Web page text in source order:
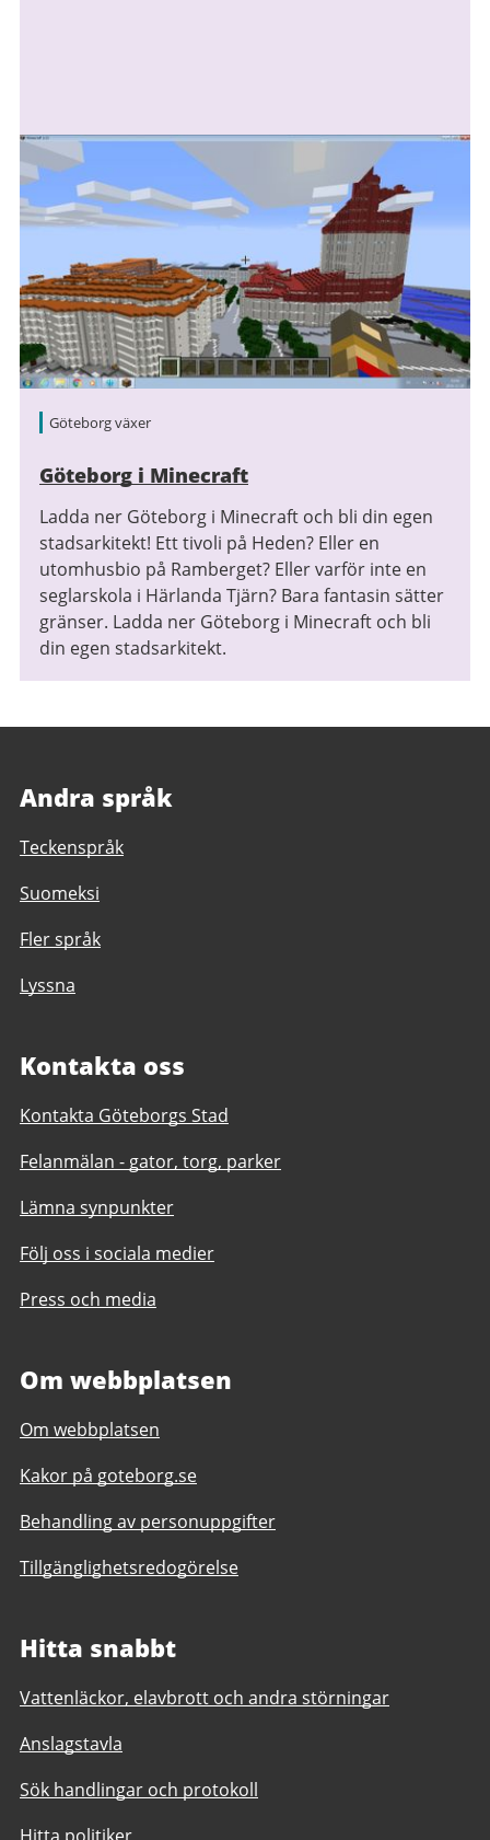
Göteborg växer
Göteborg i Minecraft
Ladda ner Göteborg i Minecraft och bli din egen
stadsarkitekt! Ett tivoli på Heden? Eller en
utomhusbio på Ramberget? Eller varför inte en
seglarskola i Härlanda Tjärn? Bara fantasin sätter
gränser. Ladda ner Göteborg i Minecraft och bli
din egen stadsarkitekt.
Andra språk
Teckenspråk
Suomeksi
Fler språk
Lyssna
Kontakta oss
Kontakta Göteborgs Stad
Felanmälan - gator, torg, parker
Lämna synpunkter
Följ oss i sociala medier
Press och media
Om webbplatsen
Om webbplatsen
Kakor på goteborg.se
Behandling av personuppgifter
Tillgänglighetsredogörelse
Hitta snabbt
Vattenläckor, elavbrott och andra störningar
Anslagstavla
Sök handlingar och protokoll